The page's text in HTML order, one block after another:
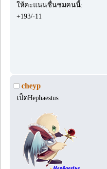
ให้คะแนนชื่นชมคนนี้:
+193/-11
cheyp
เป็ดHephaestus